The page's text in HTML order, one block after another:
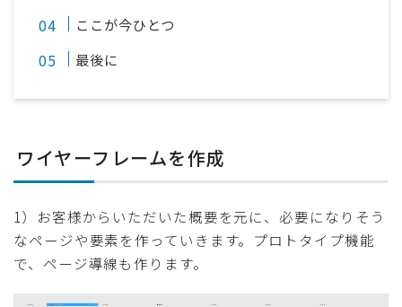
ここが今ひとつ
最後に
ワイヤーフレームを作成
1）お客様からいただいた概要を元に、必要になりそう
なページや要素を作っていきます。プロトタイプ機能
で、ページ導線も作ります。